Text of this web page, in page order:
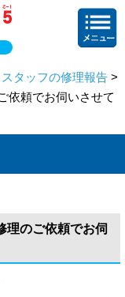
スタッフの修理報告 >
依頼でお伺いさせて
理のご依頼でお伺